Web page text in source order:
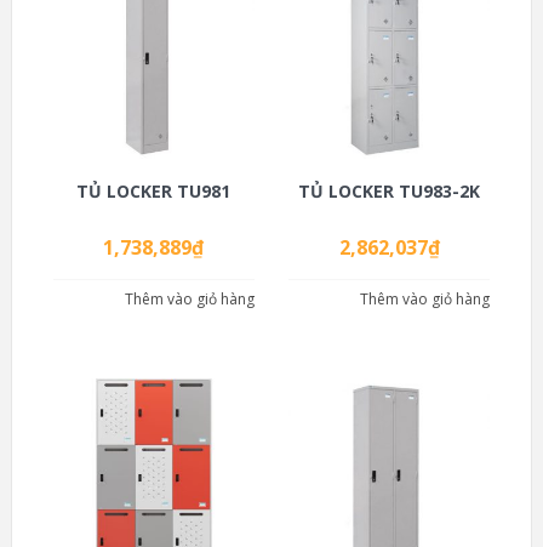
TỦ LOCKER TU981
1,738,889₫
Thêm vào giỏ hàng
TỦ LOCKER TU983-2K
2,862,037₫
Thêm vào giỏ hàng